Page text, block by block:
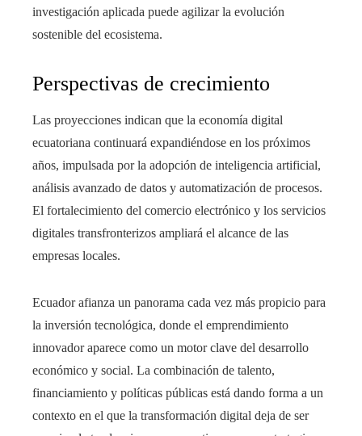
investigación aplicada puede agilizar la evolución
sostenible del ecosistema.
Perspectivas de crecimiento
Las proyecciones indican que la economía digital
ecuatoriana continuará expandiéndose en los próximos
años, impulsada por la adopción de inteligencia artificial,
análisis avanzado de datos y automatización de procesos.
El fortalecimiento del comercio electrónico y los servicios
digitales transfronterizos ampliará el alcance de las
empresas locales.
Ecuador afianza un panorama cada vez más propicio para
la inversión tecnológica, donde el emprendimiento
innovador aparece como un motor clave del desarrollo
económico y social. La combinación de talento,
financiamiento y políticas públicas está dando forma a un
contexto en el que la transformación digital deja de ser